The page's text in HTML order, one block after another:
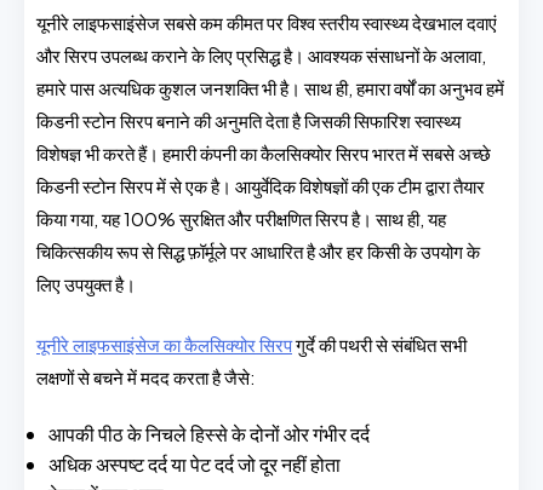
यूनीरे लाइफसाइंसेज सबसे कम कीमत पर विश्व स्तरीय स्वास्थ्य देखभाल दवाएं
और सिरप उपलब्ध कराने के लिए प्रसिद्ध है। आवश्यक संसाधनों के अलावा,
हमारे पास अत्यधिक कुशल जनशक्ति भी है। साथ ही, हमारा वर्षों का अनुभव हमें
किडनी स्टोन सिरप बनाने की अनुमति देता है जिसकी सिफारिश स्वास्थ्य
विशेषज्ञ भी करते हैं। हमारी कंपनी का कैलसिक्योर सिरप भारत में सबसे अच्छे
किडनी स्टोन सिरप में से एक है। आयुर्वेदिक विशेषज्ञों की एक टीम द्वारा तैयार
किया गया, यह 100% सुरक्षित और परीक्षणित सिरप है। साथ ही, यह
चिकित्सकीय रूप से सिद्ध फ़ॉर्मूले पर आधारित है और हर किसी के उपयोग के
लिए उपयुक्त है।
यूनीरे लाइफसाइंसेज का कैलसिक्योर सिरपगुर्दे की पथरी से संबंधित सभी
लक्षणों से बचने में मदद करता है जैसे:
आपकी पीठ के निचले हिस्से के दोनों ओर गंभीर दर्द
अधिक अस्पष्ट दर्द या पेट दर्द जो दूर नहीं होता